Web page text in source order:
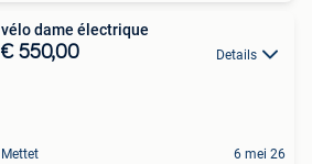
vélo dame électrique
€ 550,00 Details
Mettet 6 mei 26